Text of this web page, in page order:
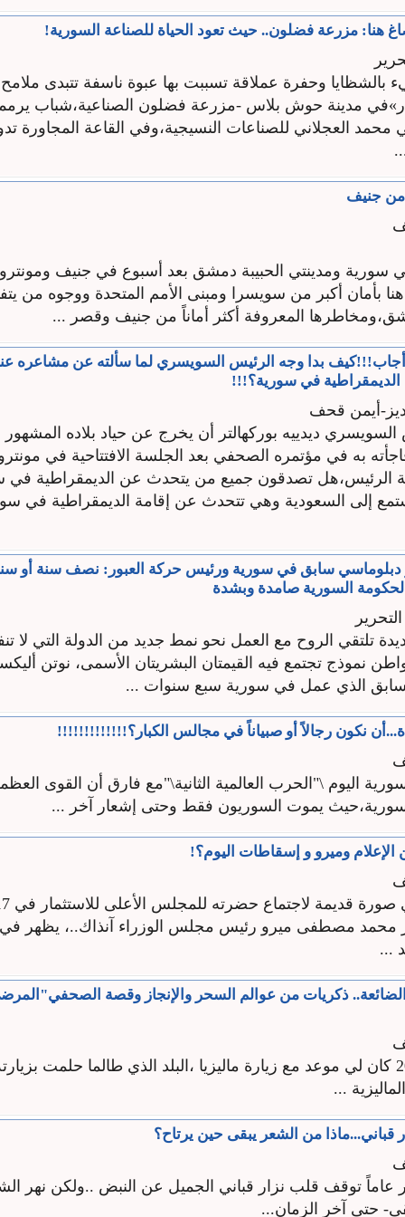
هنا: مزرعة فضلون.. حيث تعود الحياة للصناعة السورية!
بالشظايا وحفرة عملاقة تسببت بها عبوة ناسفة تتبدى ملامح
مدينة حوش بلاس -مزرعة فضلون الصناعية،شباب
محمد العجلاني للصناعات النسيجية،وفي القاعة المجاورة
من جنيف
ومدينتي الحبيبة دمشق بعد أسبوع في جنيف
بأمان أكبر من سويسرا ومبنى الأمم المتحدة ووجوه من
المعروفة أكثر أماناً من جنيف وقصر ...
بدا وجه الرئيس السويسري لما سألته عن مشاعره
في سورية؟!!!
أيمن قحف
ديدييه بوركهالتر أن يخرج عن حياد بلاده المشهور
به في مؤتمره الصحفي بعد الجلسة الافتتاحية في
الرئيس،هل تصدقون جميع من يتحدث عن الديمقراطية في
إلى السعودية وهي تتحدث عن إقامة الديمقراطية في
دبلوماسي سابق في سورية ورئيس حركة العبور: نصف سنة أو
السورية صامدة وبشدة
تلتقي الروح مع العمل نحو نمط جديد من الدولة التي لا
نموذج تجتمع فيه القيمتان البشريتان الأسمى، نوتن
الذي عمل في سورية سبع سنوات ...
نكون رجالاً أو صبياناً في مجالس الكبار؟!!!!!!!!!!!!!
اليوم \"الحرب العالمية الثانية\"مع فارق أن القوى
يموت السوريون فقط وحتى إشعار آخر ...
وميرو و إسقاطات اليوم؟!
محمد مصطفى ميرو رئيس مجلس الوزراء آنذاك..، يظهر
...
الضائعة.. ذكريات من عوالم السحر والإنجاز وقصة
في شباط 2007 كان لي موعد مع زيارة ماليزيا ،البلد الذي طالما حلمت
...
قباني...ماذا من الشعر يبقى حين يرتاح؟
عاماً توقف قلب نزار قباني الجميل عن النبض ..ولكن نهر
حتى آخر الزمان...